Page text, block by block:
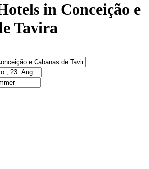
in Conceição e
Tavira